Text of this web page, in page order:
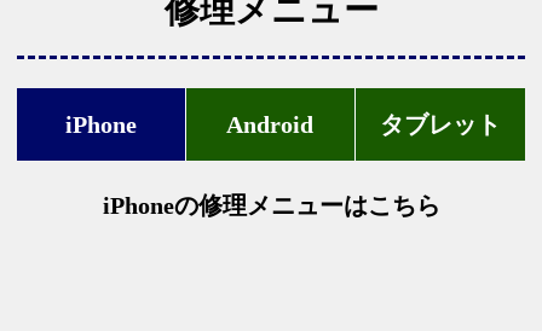
修理メニュー
iPhone Android タブレット
iPhoneの修理メニューはこちら